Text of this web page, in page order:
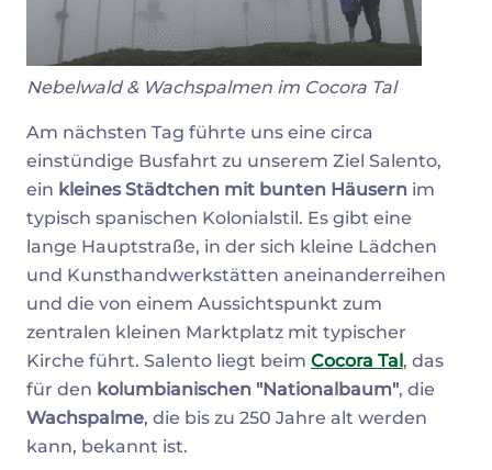
Nebelwald & Wachspalmen im Cocora Tal
Am nächsten Tag führte uns eine circa
einstündige Busfahrt zu unserem Ziel Salento,
ein kleines Städtchen mit bunten Häusern im
typisch spanischen Kolonialstil. Es gibt eine
lange Hauptstraße, in der sich kleine Lädchen
und Kunsthandwerkstätten aneinanderreihen
und die von einem Aussichtspunkt zum
zentralen kleinen Marktplatz mit typischer
Kirche führt. Salento liegt beim Cocora Tal, das
für den kolumbianischen "Nationalbaum", die
Wachspalme, die bis zu 250 Jahre alt werden
kann, bekannt ist.